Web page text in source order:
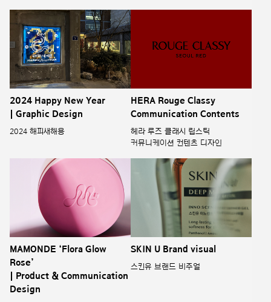
2024 Happy New Year
| Graphic Design
2024 해피새해용
HERA Rouge Classy
Communication Contents
헤라 루즈 클래시 립스틱
커뮤니케이션 컨텐츠 디자인
MAMONDE ‘Flora Glow
Rose’
| Product & Communication
Design
SKIN U Brand visual
스킨유 브랜드 비주얼